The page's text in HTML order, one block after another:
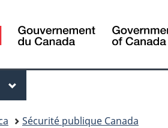
PRINCIPAL
Sécurité publique Canada